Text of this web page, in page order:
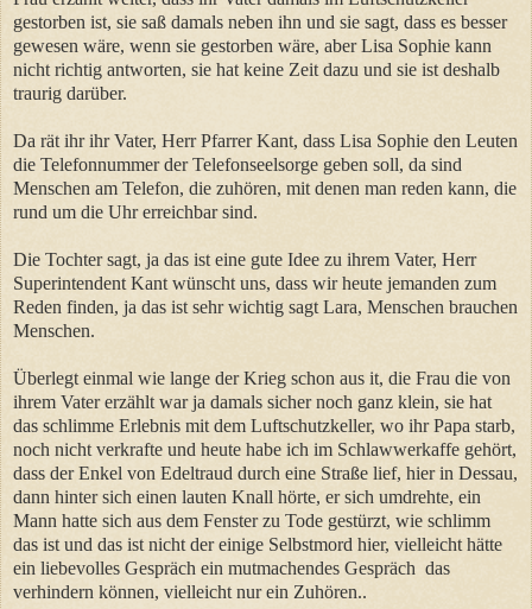
gestorben ist, sie saß damals neben ihn und sie sagt, dass es besser
gewesen wäre, wenn sie gestorben wäre, aber Lisa Sophie kann
nicht richtig antworten, sie hat keine Zeit dazu und sie ist deshalb
traurig darüber.
Da rät ihr ihr Vater, Herr Pfarrer Kant, dass Lisa Sophie den Leuten
die Telefonnummer der Telefonseelsorge geben soll, da sind
Menschen am Telefon, die zuhören, mit denen man reden kann, die
rund um die Uhr erreichbar sind.
Die Tochter sagt, ja das ist eine gute Idee zu ihrem Vater, Herr
Superintendent Kant wünscht uns, dass wir heute jemanden zum
Reden finden, ja das ist sehr wichtig sagt Lara, Menschen brauchen
Menschen.
Überlegt einmal wie lange der Krieg schon aus it, die Frau die von
ihrem Vater erzählt war ja damals sicher noch ganz klein, sie hat
das schlimme Erlebnis mit dem Luftschutzkeller, wo ihr Papa starb,
noch nicht verkrafte und heute habe ich im Schlawwerkaffe gehört,
dass der Enkel von Edeltraud durch eine Straße lief, hier in Dessau,
dann hinter sich einen lauten Knall hörte, er sich umdrehte, ein
Mann hatte sich aus dem Fenster zu Tode gestürzt, wie schlimm
das ist und das ist nicht der einige Selbstmord hier, vielleicht hätte
ein liebevolles Gespräch ein mutmachendes Gespräch das
verhindern können, vielleicht nur ein Zuhören..